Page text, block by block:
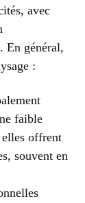
avec
En général,
:
faible
offrent
souvent en